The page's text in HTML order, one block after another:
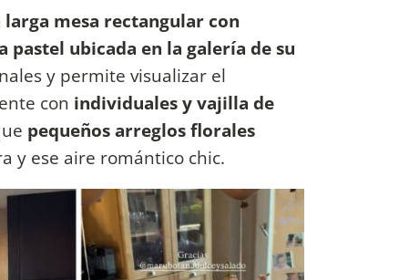
larga mesa rectangular con
pastel ubicada en la galería de su
y permite visualizar el
con individuales y vajilla de
pequeños arreglos florales
y ese aire romántico chic.